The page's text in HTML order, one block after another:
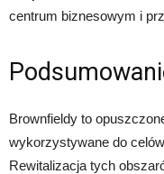
centrum biznesowym i
Brownfieldy to
wykorzystywane do
Rewitalizacja tych